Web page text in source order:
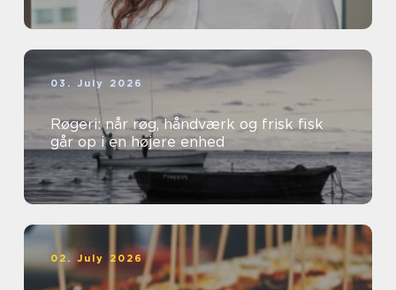
03. July 2026
Røgeri: når røg, håndværk og frisk fisk
går op i en højere enhed
02. July 2026